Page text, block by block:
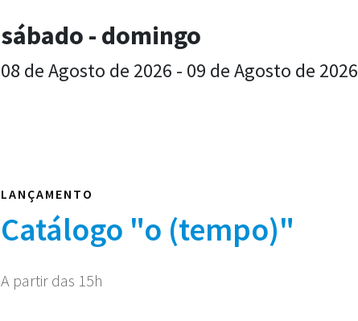
sábado - domingo
08 de Agosto de 2026 - 09 de Agosto de 2026
LANÇAMENTO
Catálogo "o (tempo)"
A partir das 15h